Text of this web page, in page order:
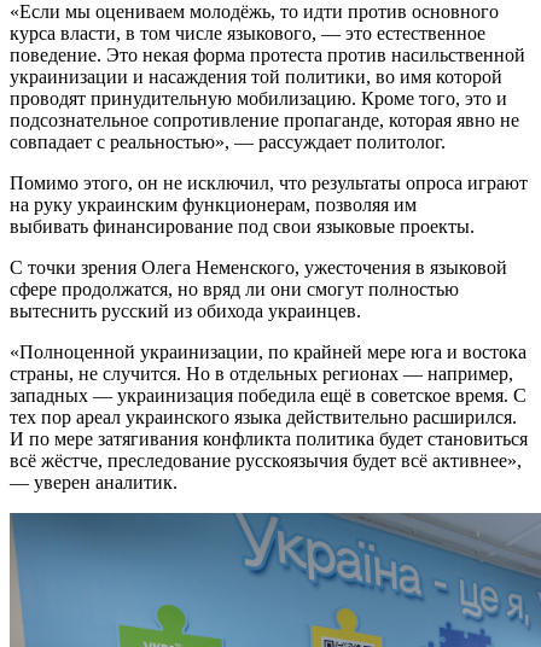
«Если мы оцениваем молодёжь, то идти против основного
курса власти, в том числе языкового, — это естественное
поведение. Это некая форма протеста против насильственной
украинизации и насаждения той политики, во имя которой
проводят принудительную мобилизацию. Кроме того, это и
подсознательное сопротивление пропаганде, которая явно не
совпадает с реальностью», — рассуждает политолог.
Помимо этого, он не исключил, что результаты опроса играют
на руку украинским функционерам, позволяя им
выбивать финансирование под свои языковые проекты.
С точки зрения Олега Неменского, ужесточения в языковой
сфере продолжатся, но вряд ли они смогут полностью
вытеснить русский из обихода украинцев.
«Полноценной украинизации, по крайней мере юга и востока
страны, не случится. Но в отдельных регионах — например,
западных — украинизация победила ещё в советское время. С
тех пор ареал украинского языка действительно расширился.
И по мере затягивания конфликта политика будет становиться
всё жёстче, преследование русскоязычия будет всё активнее»,
— уверен аналитик.